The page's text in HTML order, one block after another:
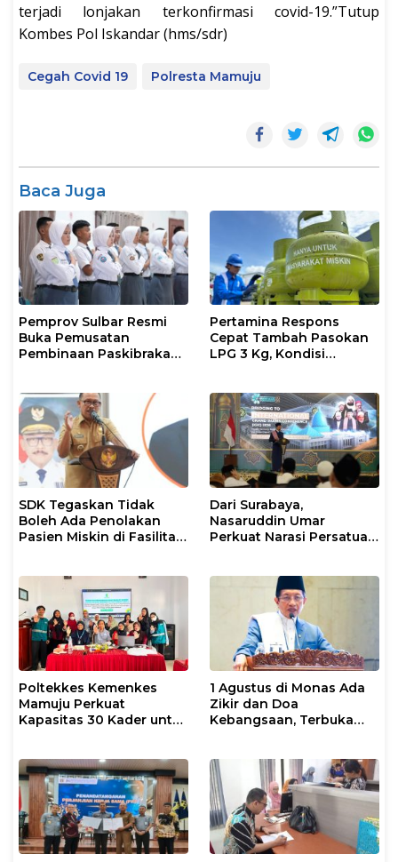
terjadi lonjakan terkonfirmasi covid-19.”Tutup
Kombes Pol Iskandar (hms/sdr)
Cegah Covid 19 Polresta Mamuju
Baca Juga
Pemprov Sulbar Resmi
Buka Pemusatan
Pembinaan Paskibraka
Pertamina Respons
Cepat Tambah Pasokan
LPG 3 Kg, Kondisi
SDK Tegaskan Tidak
Boleh Ada Penolakan
Pasien Miskin di Fasilitas
Dari Surabaya,
Nasaruddin Umar
Perkuat Narasi Persatuan
Poltekkes Kemenkes
Mamuju Perkuat
Kapasitas 30 Kader untuk
1 Agustus di Monas Ada
Zikir dan Doa
Kebangsaan, Terbuka